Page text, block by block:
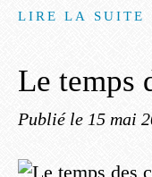
LIRE LA SUITE
Le temps
Publié le 15 mai